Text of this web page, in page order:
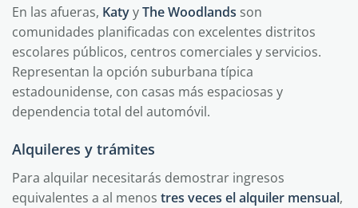
En las afueras, KatyyThe Woodlands son
comunidades planificadas con excelentes distritos
escolares públicos, centros comerciales y servicios.
Representan la opción suburbana típica
estadounidense, con casas más espaciosas y
dependencia total del automóvil.
Alquileres y trámites
Para alquilar necesitarás demostrar ingresos
equivalentes a al menos tres veces el alquiler mensual,